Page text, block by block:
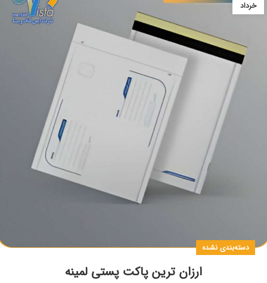
خرداد
دسته‌بندی نشده
ارزان ترین پاکت پستی لمینه